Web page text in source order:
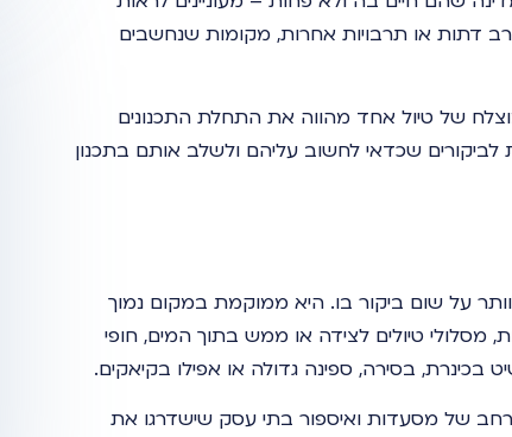
דתות או תרבויות אחרות, מקומות שנחשבים
של טיול אחד מהווה את התחלת התכנונים
לביקורים שכדאי לחשוב עליהם ולשלב אותם בתכנון
על שום ביקור בו. היא ממוקמת במקום נמוך
מסלולי טיולים לצידה או ממש בתוך המים, חופי
בכינרת, בסירה, ספינה גדולה או אפילו בקיאקים.
של מסעדות ואיספור בתי עסק שישדרגו את